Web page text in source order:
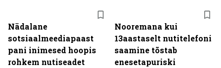
Nädalane
sotsiaalmeediapaast
pani inimesed hoopis
rohkem nutiseadet
Nooremana kui
13aastaselt nutitelefoni
saamine tõstab
enesetapuriski